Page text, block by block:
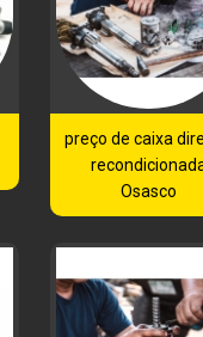
preço de caixa
Osasco